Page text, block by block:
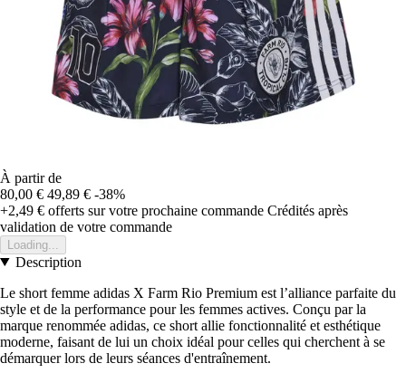
À partir de
80,00 € 49,89 € -38%
+2,49 € offerts sur votre prochaine commande Crédités après
validation de votre commande
Loading...
Description
Le short femme adidas X Farm Rio Premium est l’alliance parfaite du
style et de la performance pour les femmes actives. Conçu par la
marque renommée adidas, ce short allie fonctionnalité et esthétique
moderne, faisant de lui un choix idéal pour celles qui cherchent à se
démarquer lors de leurs séances d'entraînement.